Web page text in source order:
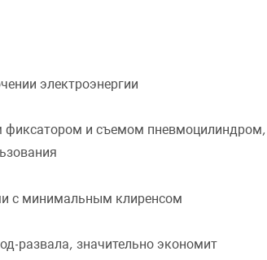
электроэнергии
фиксатором и съемом пневмоцилиндром,
с минимальным клиренсом
развала, значительно экономит